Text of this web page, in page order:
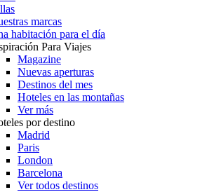
marcas
habitación para el día
Para Viajes
Magazine
Nuevas aperturas
Destinos del mes
Hoteles en las montañas
Ver más
por destino
Madrid
Paris
London
Barcelona
Ver todos destinos